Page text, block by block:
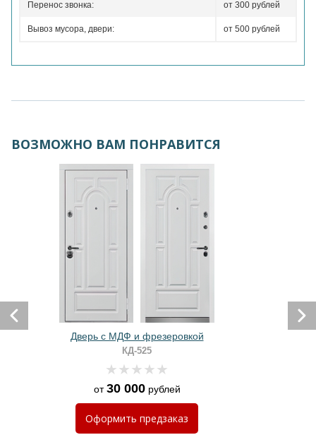
Перенос звонка: от 300 рублей
Вывоз мусора, двери: от 500 рублей
ВОЗМОЖНО ВАМ ПОНРАВИТСЯ
Дверь с МДФ и фрезеровкой
КД-525
от30 000рублей
Оформить предзаказ